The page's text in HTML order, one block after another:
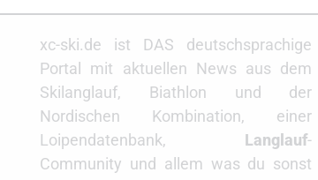
xc-ski.de ist DAS deutschsprachige
Portal mit aktuellen News aus dem
Skilanglauf, Biathlon und der
Nordischen Kombination, einer
Loipendatenbank, Langlauf-
Community und allem was du sonst